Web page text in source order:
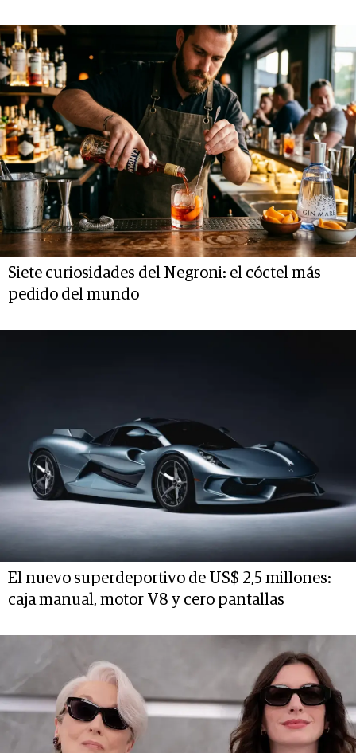
Siete curiosidades del Negroni: el cóctel más
pedido del mundo
El nuevo superdeportivo de US$ 2,5 millones:
caja manual, motor V8 y cero pantallas